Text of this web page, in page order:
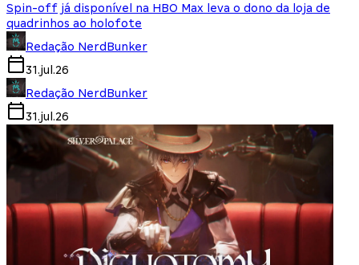
Spin-off já disponível na HBO Max leva o dono da loja de
quadrinhos ao holofote
Redação NerdBunker
31.jul.26
Redação NerdBunker
31.jul.26